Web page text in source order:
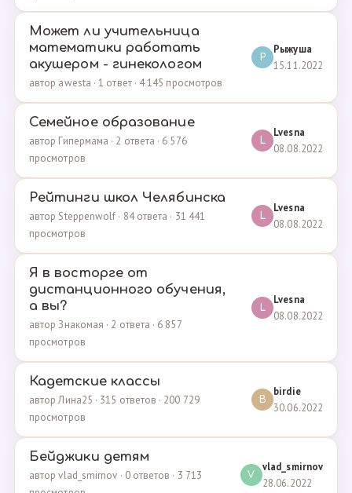
Может ли учительница
математики работать
акушером - гинекологом
автор awesta · 1 ответ · 4 145 просмотров
Р
Рыжуша
15.11.2022
Семейное образование
автор Гипермама · 2 ответа · 6 576
просмотров
L
Lvesna
08.08.2022
Рейтинги школ Челябинска
автор Steppenwolf · 84 ответа · 31 441
просмотров
L
Lvesna
08.08.2022
Я в восторге от
дистанционного обучения,
а вы?
автор Знакомая · 2 ответа · 6 857
просмотров
L
Lvesna
08.08.2022
Кадетские классы
автор Лина25 · 315 ответов · 200 729
просмотров
B
birdie
30.06.2022
Бейджики детям
автор vlad_smirnov · 0 ответов · 3 713
V
vlad_smirnov
28.06.2022